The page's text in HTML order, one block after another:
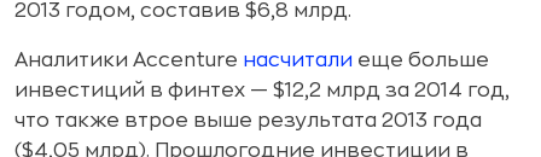
2013 годом, составив $6,8 млрд.
Аналитики Accenture насчитали еще больше
инвестиций в финтех — $12,2 млрд за 2014 год,
что также втрое выше результата 2013 года
($4,05 млрд). Прошлогодние инвестиции в